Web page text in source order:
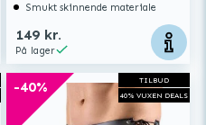
Smukt skinnende materiale
149 kr.
På lager
TILBUD
40% VUXEN DEALS
-40%